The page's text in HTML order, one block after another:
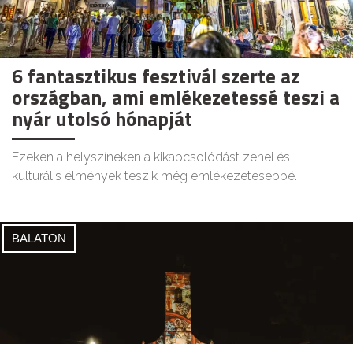
6 fantasztikus fesztivál szerte az
országban, ami emlékezetessé teszi a
nyár utolsó hónapját
Ezeken a helyszíneken a kikapcsolódást zenei és
kulturális élmények teszik még emlékezetesebbé.
BALATON